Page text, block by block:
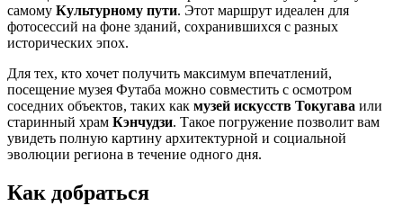
самому Культурному пути. Этот маршрут идеален для
фотосессий на фоне зданий, сохранившихся с разных
исторических эпох.
Для тех, кто хочет получить максимум впечатлений,
посещение музея Футаба можно совместить с осмотром
соседних объектов, таких как музей искусств Токугава или
старинный храм Кэнчудзи. Такое погружение позволит вам
увидеть полную картину архитектурной и социальной
эволюции региона в течение одного дня.
Как добраться